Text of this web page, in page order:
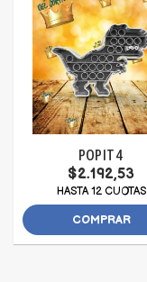
POP IT 4
$2.192,53
HASTA 12 CUOTAS
COMPRAR